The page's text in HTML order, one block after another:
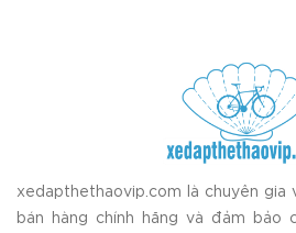
xedapthethaovip.com là chuyên gia
bán hàng chính hãng và đảm